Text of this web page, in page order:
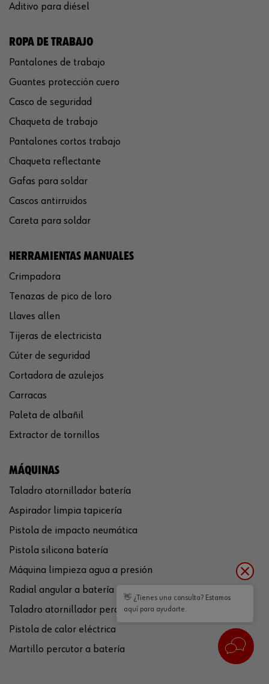
Aditivo para diésel
ROPA DE TRABAJO
Pantalones de trabajo
Guantes protección cuero
Casco de seguridad
Chaqueta de trabajo
Pantalones cortos trabajo
Chaqueta reflectante
Gafas para soldar
Cascos antirruidos
Careta para soldar
HERRAMIENTAS MANUALES
Crimpadora
Tenazas de pico de loro
Llaves allen
Tijeras de electricista
Cúter de seguridad
Cortadora de azulejos
Carracas
Paleta de albañil
Extractor de tornillos
MÁQUINAS
Taladro atornillador batería
Aspirador limpia tapicería
Pistola de impacto neumática
Pistola silicona batería
Máquina limpieza agua a presión
Radial angular a batería
Taladro atornillador percutor a batería
Pistola de calor eléctrica
Martillo percutor a batería
👋 ¿Tienes una consulta? Estamos
aquí para ayudarte.